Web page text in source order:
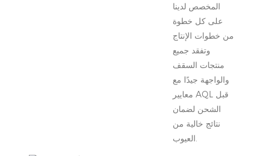
المخصص لدينا
على كل خطوة
من خطوات الإنتاج
وتفقد جميع
منتجات السقف
والواجهة جيدًا مع
معايير AQL قبل
الشحن لضمان
نتائج خالية من
العيوب.